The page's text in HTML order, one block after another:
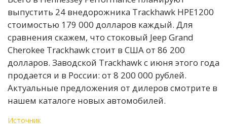
выпустить 24 внедорожника Trackhawk HPE1200
стоимостью 179 000 долларов каждый. Для
сравнения скажем, что стоковый Jeep Grand
Cherokee Trackhawk стоит в США от 86 200
долларов. Заводской Trackhawk с июня этого года
продается и в России: от 8 200 000 рублей.
Актуальные предложения от дилеров смотрите в
нашем каталоге новых автомобилей.
Источник